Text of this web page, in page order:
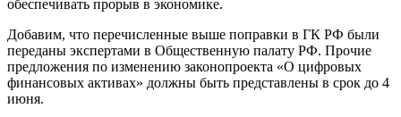
обеспечивать прорыв в экономике.
Добавим, что перечисленные выше поправки в ГК РФ были
переданы экспертами в Общественную палату РФ. Прочие
предложения по изменению законопроекта «О цифровых
финансовых активах» должны быть представлены в срок до 4
июня.